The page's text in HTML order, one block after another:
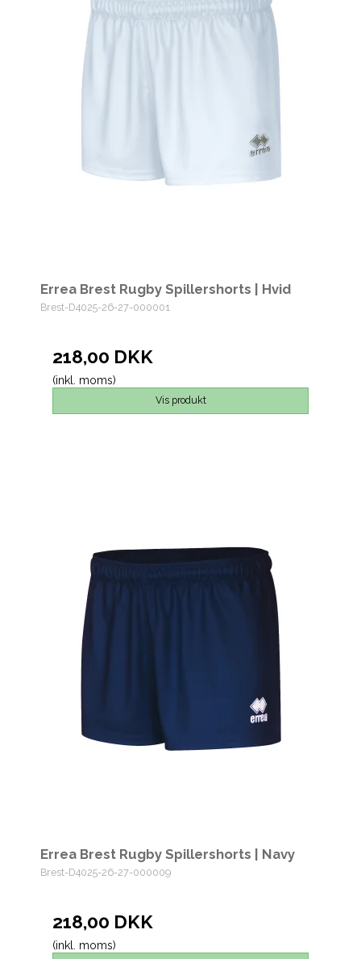
Errea Brest Rugby Spillershorts | Hvid
Brest-D4025-26-27-000001
218,00 DKK
(inkl. moms)
Vis produkt
Errea Brest Rugby Spillershorts | Navy
Brest-D4025-26-27-000009
218,00 DKK
(inkl. moms)